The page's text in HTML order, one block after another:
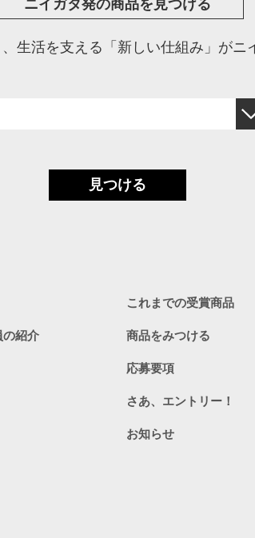
ニイガタ発の商品を見つける
生活を支える「新しい仕組み」がニ
見つける
の紹介
これまでの受賞商品
商品をみつける
応募要項
さあ、エントリー！
お知らせ